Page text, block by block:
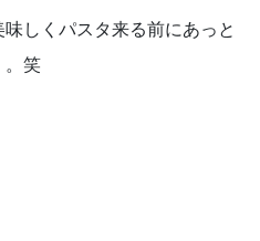
しくパスタ来る前にあっと
。笑